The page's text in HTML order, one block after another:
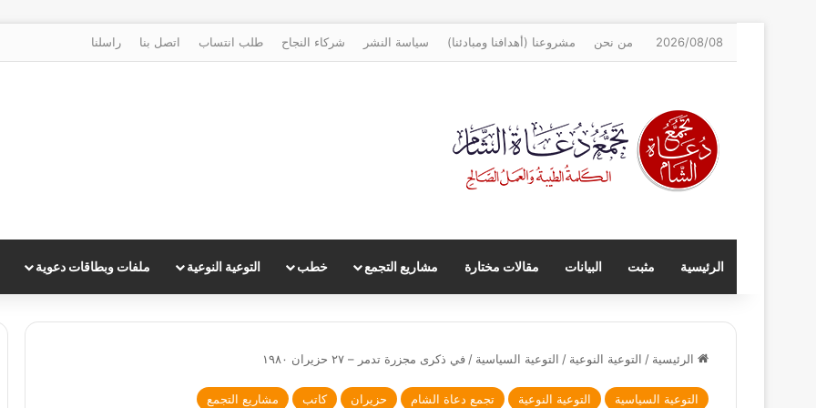
2026/08/08 من نحن مشروعنا (أهدافنا ومبادئنا) سياسة النشر شركاء النجاح طلب انتساب اتصل بنا راسلنا
الرئيسية مثبت البيانات مقالات مختارة مشاريع التجمع خطب التوعية النوعية ملفات وبطاقات دعوية
الرئيسية / التوعية النوعية / التوعية السياسية / في ذكرى مجزرة تدمر – ٢٧ حزيران ١٩٨٠
التوعية السياسية التوعية النوعية تجمع دعاة الشام حزيران كاتب
مشاريع التجمع